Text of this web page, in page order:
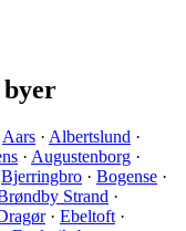
Aars · Albertslund ·
· Augustenborg ·
Bjerringbro · Bogense ·
Strand ·
· Ebeltoft ·